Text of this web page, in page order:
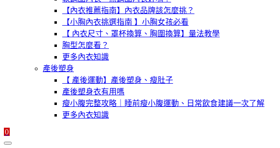
【內衣推薦指南】內衣品牌該怎麼挑？
【小胸內衣挑選指南 】小胸女孩必看
【 內衣尺寸、罩杯換算、胸圍換算】量法教學
胸型怎麼看？
更多內衣知識
產後塑身
【 產後運動】產後塑身、瘦肚子
產後塑身衣有用嗎
瘦小腹完整攻略｜睡前瘦小腹運動、日常飲食建議一次了解
更多內衣知識
0